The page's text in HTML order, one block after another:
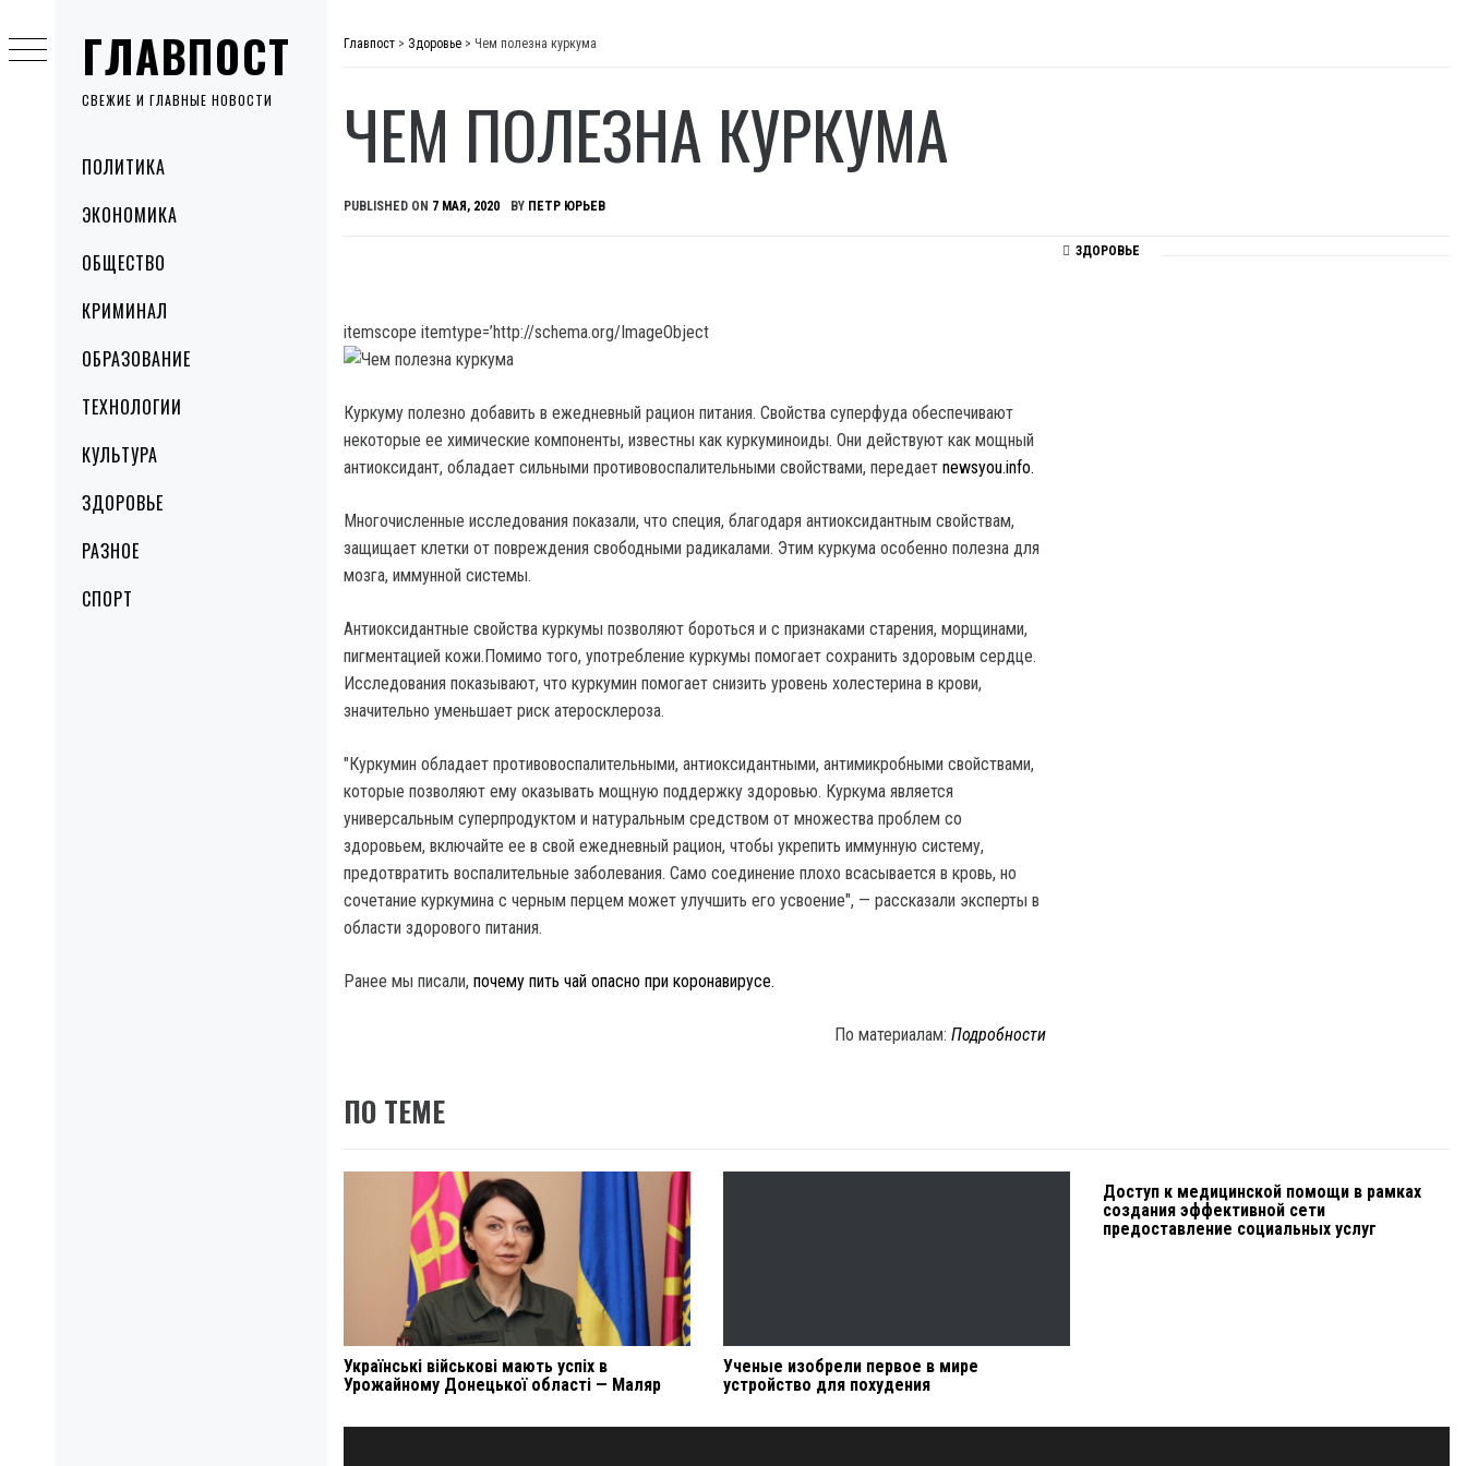
ГЛАВПОСТ
СВЕЖИЕ И ГЛАВНЫЕ НОВОСТИ
MenuПОЛИТИКА
ЭКОНОМИКА
ОБЩЕСТВО
КРИМИНАЛ
ОБРАЗОВАНИЕ
ТЕХНОЛОГИИ
КУЛЬТУРА
ЗДОРОВЬЕ
РАЗНОЕ
СПОРТ
to
content
Главпост > Здоровье > Чем полезна куркума
ЧЕМ ПОЛЕЗНА КУРКУМА
PUBLISHED ON 7 МАЯ, 2020 BY ПЕТР ЮРЬЕВ
itemscope itemtype=’http://schema.org/ImageObject
Куркуму полезно добавить в ежедневный рацион питания. Cвойства суперфуда обеспечивают
некоторые ее химические компоненты, известны как куркуминоиды. Они действуют как мощный
антиоксидант, обладает сильными противовоспалительными свойствами, передает newsyou.info.
Многочисленные исследования показали, что специя, благодаря антиоксидантным свойствам,
защищает клетки от повреждения свободными радикалами. Этим куркума особенно полезна для
мозга, иммунной системы.
Антиоксидантные свойства куркумы позволяют бороться и с признаками старения, морщинами,
пигментацией кожи.Помимо того, употребление куркумы помогает сохранить здоровым сердце.
Исследования показывают, что куркумин помогает снизить уровень холестерина в крови,
значительно уменьшает риск атеросклероза.
"Куркумин обладает противовоспалительными, антиоксидантными, антимикробными свойствами,
которые позволяют ему оказывать мощную поддержку здоровью. Куркума является
универсальным суперпродуктом и натуральным средством от множества проблем со
здоровьем, включайте ее в свой ежедневный рацион, чтобы укрепить иммунную систему,
предотвратить воспалительные заболевания. Само соединение плохо всасывается в кровь, но
сочетание куркумина с черным перцем может улучшить его усвоение", — рассказали эксперты в
области здорового питания.
Ранее мы писали, почему пить чай опасно при коронавирусе.
По материалам:Подробности
ЗДОРОВЬЕ
ПО ТЕМЕ
Українські військові мають успіх в
Урожайному Донецької області — Маляр
Ученые изобрели первое в мире
устройство для похудения
Доступ к медицинской помощи в рамках
создания эффективной сети
предоставление социальных услуг
Навигация